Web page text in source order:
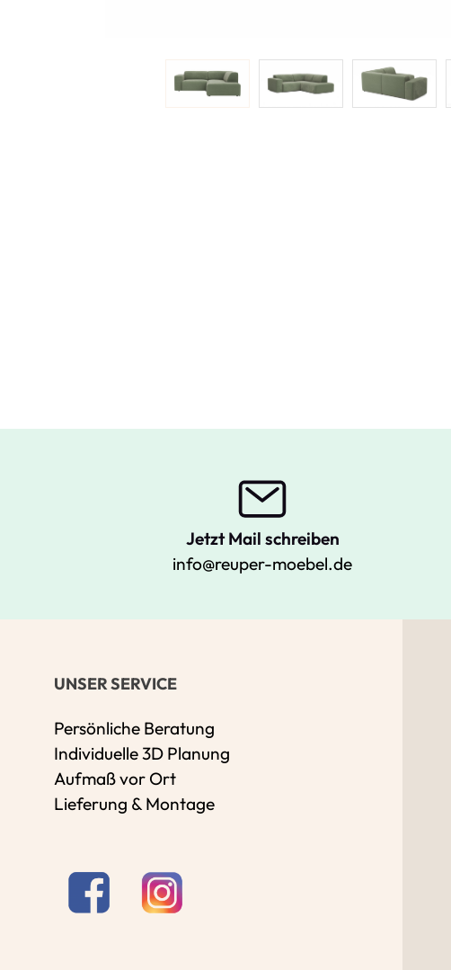
Jetzt Mail schreiben
info@reuper-moebel.de
UNSER SERVICE
Persönliche Beratung
Individuelle 3D Planung
Aufmaß vor Ort
Lieferung & Montage